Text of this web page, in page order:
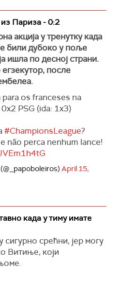
Париза - 0:2
акција у тренутку када
били дубоко у поље
ишла по десној страни.
после
os franceses na
PSG (ida: 1x3)
#ChampionsLeague?
não perca nenhum lance!
April 15,
када у тиму имате
срећни, јер могу
Витиње, који